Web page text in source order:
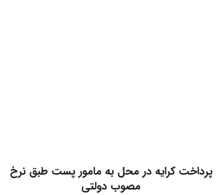
پرداخت کرایه در محل به مامور پست طبق نرخ
مصوب دولتی